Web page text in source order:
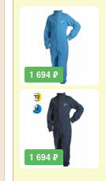
1 694 ₽
1 694 ₽